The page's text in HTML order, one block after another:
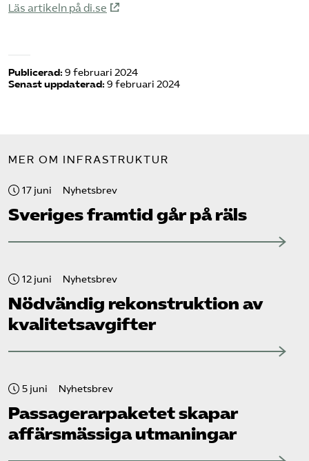
Läs artikeln på di.se
Publicerad: 9 februari 2024
Senast uppdaterad: 9 februari 2024
MER OM INFRASTRUKTUR
17 juni Nyhetsbrev
Sveriges framtid går på räls
12 juni Nyhetsbrev
Nödvändig rekonstruktion av
kvalitetsavgifter
5 juni Nyhetsbrev
Passagerarpaketet skapar
affärsmässiga utmaningar